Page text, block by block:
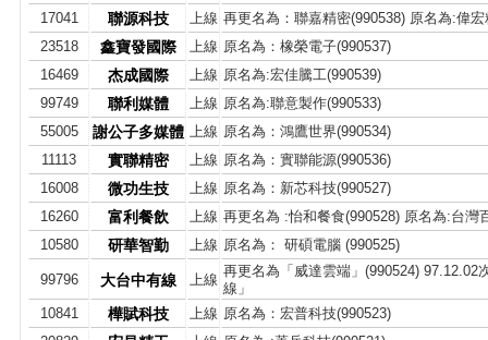
17041
聯源科技 上線 再更名為：聯嘉精密(990538) 原名為:偉宏
23518
鑫寶發國際 上線 原名為：橡榮電子(990537)
16469
杰成國際 上線 原名為:宏佳騰工(990539)
99749
聯利媒體 上線 原名為:聯意製作(990533)
55005
謝公子多媒體 上線 原名為：鴻鷹世界(990534)
11113
實聯精密 上線 原名為：實聯能源(990536)
16008
微功生技 上線 原名為：新芯科技(990527)
16260
富利餐飲 上線 再更名為 :怡和餐食(990528) 原名為:台灣
10580
研華智勤 上線 原名為： 研碩電腦 (990525)
99796 大台中有線 上線
再更名為「威達雲端」(990524) 97.12.02
線」
10841
樺賦科技 上線 原名為：宏普科技(990523)